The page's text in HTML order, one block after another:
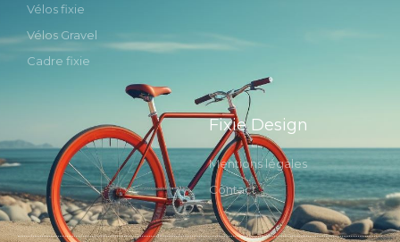
Vélos fixie
Vélos Gravel
Cadre fixie
Fixie Design
Mentions légales
Contact